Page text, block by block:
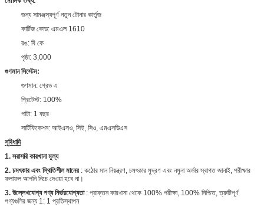
জন্য সামঞ্জস্যপূর্ণ নতুন টোনার কার্তুজ
কার্টিজ কোড: এমএল 1610
রঙ: বি কে
পৃষ্ঠা: 3,000
গুণমান সিস্টেম:
গুণমান: গ্রেড এ
প্রিটেস্ট: 100%
পাটা: 1 বছর
সার্টিফিকেশন: আইএসও, সিই, সিও, এমএসডিএস
সুবিধাদি
1. সরাসরি কারখানা মূল্য
2. চমৎকার এবং স্থিতিশীল মানের: কঠোর মান নিয়ন্ত্রণ, চমৎকার মুদ্রণ এবং নমুনা অর্ডার স্বাগত জানাই, পরীক্ষার
ফলাফল আপনি নিচে দেওয়া হবে না।
3. উল্লেখযোগ্য পণ্য নির্ভরযোগ্যতা: প্রাক্তন কারখানা থেকে 100% পরীক্ষা, 100% নিশ্চিত, ত্রুটিপূর্ণ
পণ্যগুলির জন্য 1: 1 প্রতিস্থাপন